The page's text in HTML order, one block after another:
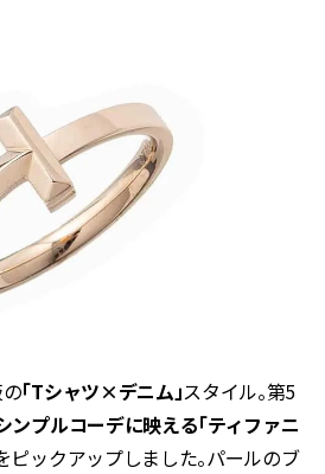
「Tシャツ×デニム」スタイル。第5
ンプルコーデに映える「ティファニ
ピックアップしました。パールのブ